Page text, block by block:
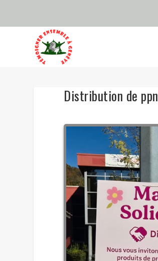
Distribution de ppn